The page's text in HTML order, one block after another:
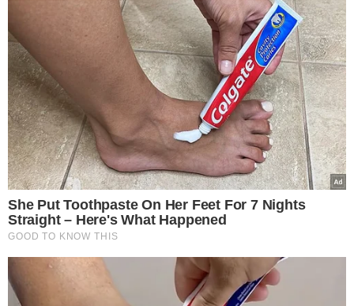
She Put Toothpaste On Her Feet For 7 Nights
Straight – Here's What Happened
GOOD TO KNOW THIS